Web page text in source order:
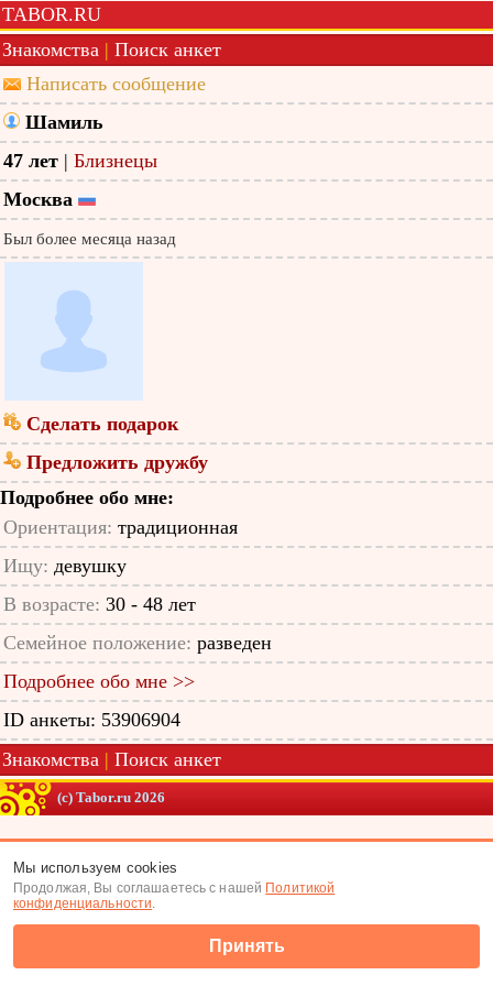
TABOR.RU
Знакомства | Поиск анкет
Написать сообщение
Шамиль
47 лет | Близнецы
Москва
Был более месяца назад
Сделать подарок
Предложить дружбу
Подробнее обо мне:
Ориентация: традиционная
Ищу: девушку
В возрасте: 30 - 48 лет
Семейное положение: разведен
Подробнее обо мне >>
ID анкеты: 53906904
Знакомства | Поиск анкет
(c) Tabor.ru 2026
Мы используем cookies
Продолжая, Вы соглашаетесь с нашей Политикой
конфиденциальности.
Принять